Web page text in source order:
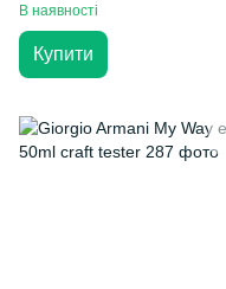
В наявності
Купити